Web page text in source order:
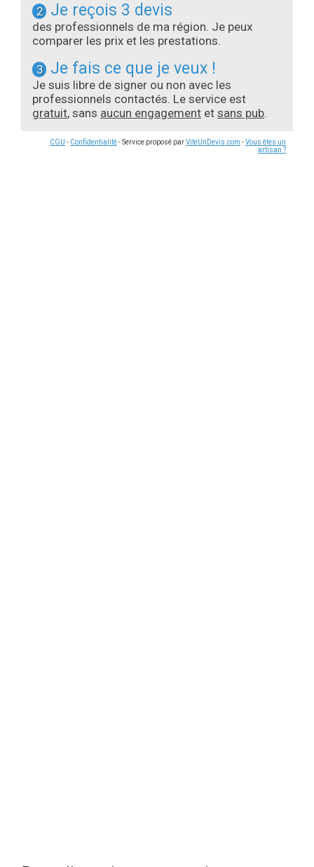
2 Je reçois 3 devis
des professionnels de ma région. Je peux
comparer les prix et les prestations.
3 Je fais ce que je veux !
Je suis libre de signer ou non avec les
professionnels contactés. Le service est
gratuit, sans aucun engagement et sans pub.
CGU - Confidentialité- Service proposé parViteUnDevis.com -Vous êtes un
artisan ?